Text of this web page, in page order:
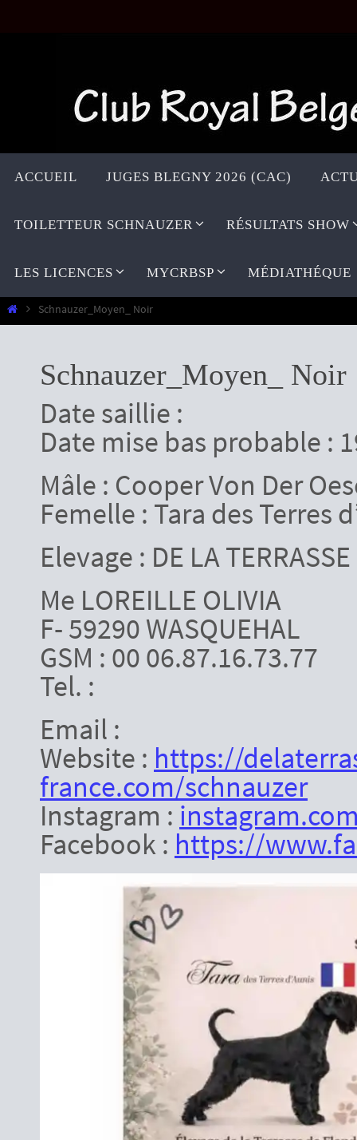
Passer
versACCUEIL JUGES BLEGNY 2026 (CAC)
TOILETTEUR SCHNAUZER RÉSULTATS SHOW
LES LICENCES MYCRBSP MÉDIATHÉQUE
HomeSchnauzer_Moyen_ Noir
Schnauzer_Moyen_ Noir
Date saillie :
Date mise bas probable :
Mâle : Cooper Von Der
Femelle : Tara des Terres
Elevage : DE LA
Me LOREILLE OLIVIA
F- 59290 WASQUEHAL
GSM : 00 06.87.16.73.77
Tel. :
Email :
Website : https://
france.com/schnauzer
Instagram :
Facebook : https://